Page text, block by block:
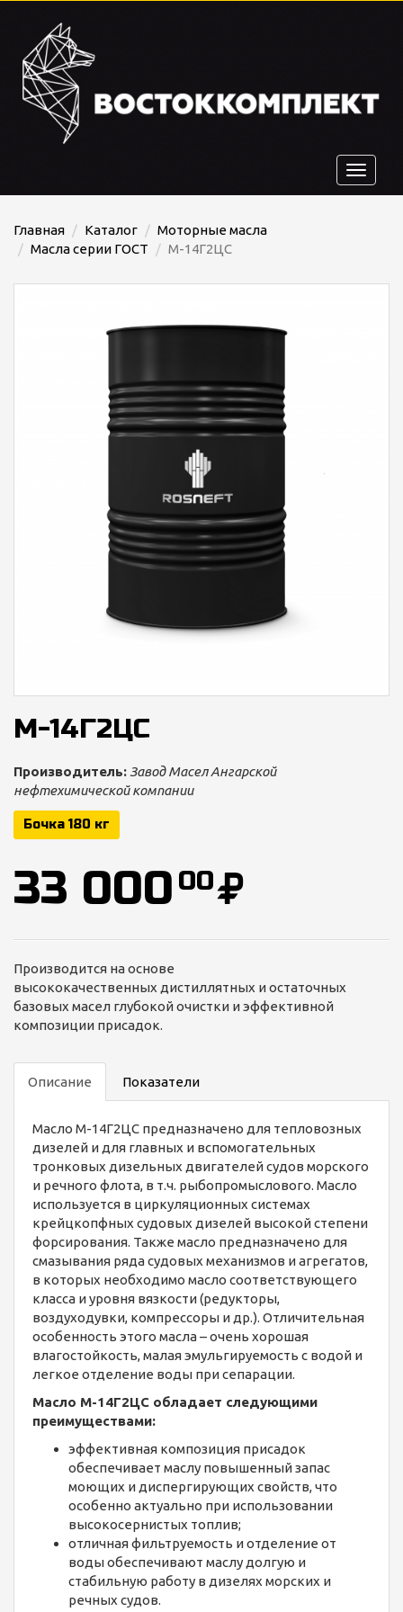
Toggle
Главная Каталог
Моторные масла
Масла серии ГОСТ
М-14Г2ЦС
М-14Г2ЦС
Производитель: Завод Масел Ангарской
нефтехимической компании
Бочка 180 кг
33 000 00
Производится на основе
высококачественных дистиллятных и остаточных
базовых масел глубокой очистки и эффективной
композиции присадок.
Описание Показатели
Масло М-14Г2ЦС предназначено для тепловозных
дизелей и для главных и вспомогательных
тронковых дизельных двигателей судов морского
и речного флота, в т.ч. рыбопромыслового. Масло
используется в циркуляционных системах
крейцкопфных судовых дизелей высокой степени
форсирования. Также масло предназначено для
смазывания ряда судовых механизмов и агрегатов,
в которых необходимо масло соответствующего
класса и уровня вязкости (редукторы,
воздуходувки, компрессоры и др.). Отличительная
особенность этого масла – очень хорошая
влагостойкость, малая эмульгируемость с водой и
легкое отделение воды при сепарации.
Масло М-14Г2ЦС обладает следующими
преимуществами:
эффективная композиция присадок
обеспечивает маслу повышенный запас
моющих и диспергирующих свойств, что
особенно актуально при использовании
высокосернистых топлив;
отличная фильтруемость и отделение от
воды обеспечивают маслу долгую и
стабильную работу в дизелях морских и
речных судов.